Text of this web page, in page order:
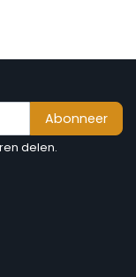
Abonneer
delen.